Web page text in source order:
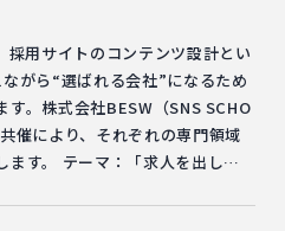
採用サイトのコンテンツ設計とい
がら“選ばれる会社”になるため
す。株式会社BESW（SNS SCHO
催により、それぞれの専門領域
ます。 テーマ：「求人を出して